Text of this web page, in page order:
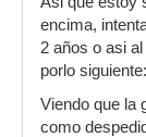
encima,
2 años o asi
porlo siguiente:
Viendo que la
como